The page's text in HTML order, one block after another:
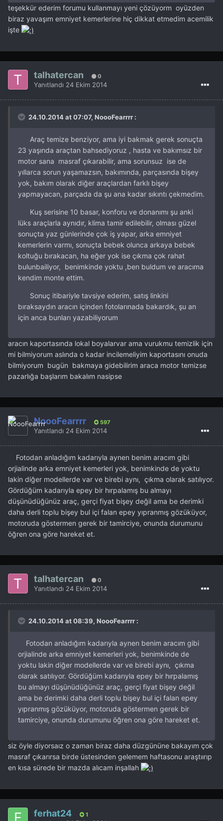
teşekkür ederim forumu kullanmayı yeni çözüyorm oyüzden
biraz yavaşım emniyet kemerlerine hiç dikkat etmedim acemilik
işte
talhatercan 0
Yanıtlandı 24 Ekim 2014
24.10.2014 at 07:07, NoooFearrrr :
Araç temize benziyor, ama iyi bakmak gerek sonuçta
23 yaşında araçtan bahsediyoruz , hasta ve bakımsız bir
motor sana masraf çıkarabilir, ama sorunsuz ise de
yıllarca sorun yaşamazsın, bakımında, parçasında bişey
yok, bakım olarak diğer araçlardan farklı bişey
yapmayacan, parçada da şu ana kadar sıkıntı çekmedim.
Kuş serisine 10 basar, konforu ve donanımı şu anki
lüks araçlarla aynıdır, klima tamir edilebilir, olması güzel
sonuçta yaz günlerinde çok iş yapar, arka emniyet
kemerlerin varmı, sonuçta bebek olunca arkaya bebek
koltuğu bırakacan, ha eğer yok ise çıkma çok rahat
bulunbailiyor, benimkinde yoktu ,ben buldum ve aracıma
kendim monte ettim.
Sonuç itibariyle tavsiye ederim, satış linkini
bıraksaydın aracın içinden fotolarınada bakardık, şu an
için anca bunları yazabiliyorum
aracın kaportasında lokal boyalarvar ama vurukmu temizlik için
mi bilmiyorum aslında o kadar incilemeliyim kaportasını onuda
bilmiyorum bugün bakmaya gidebilirim araca motor temizse
pazarlığa başlarım bakalım nasipse
NoooFearrrr 597
Yanıtlandı 24 Ekim 2014
Fotodan anladığım kadarıyla aynen benim aracım gibi
orjialinde arka emniyet kemerleri yok, benimkinde de yoktu
lakin diğer modellerde var ve birebi aynı, çıkma olarak satılıyor.
Gördüğüm kadarıyla epey bir hırpalamış bu almayı
düşünüdüğünüz araç, gerçi fiyat bişey değil ama be derimki
daha derli toplu bişey bul içi falan epey yıpranmış gözüküyor,
motoruda göstermen gerek bir tamirciye, onunda durumunu
öğren ona göre hareket et.
talhatercan 0
Yanıtlandı 24 Ekim 2014
24.10.2014 at 08:39, NoooFearrrr :
Fotodan anladığım kadarıyla aynen benim aracım gibi
orjialinde arka emniyet kemerleri yok, benimkinde de
yoktu lakin diğer modellerde var ve birebi aynı, çıkma
olarak satılıyor. Gördüğüm kadarıyla epey bir hırpalamış
bu almayı düşünüdüğünüz araç, gerçi fiyat bişey değil
ama be derimki daha derli toplu bişey bul içi falan epey
yıpranmış gözüküyor, motoruda göstermen gerek bir
tamirciye, onunda durumunu öğren ona göre hareket et.
siz öyle diyorsaız o zaman biraz daha düzgününe bakayım çok
masraf çıkarırsa birde üstesinden gelemem haftasonu araştıırıp
en kısa sürede bir mazda alıcam inşallah
ferhat24 1